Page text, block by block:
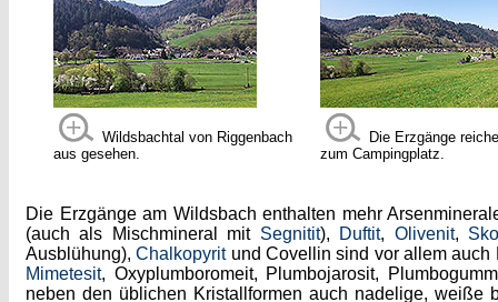
Wildsbachtal von Riggenbach
aus gesehen.
Die Erzgänge
zum Campingplatz.
Die Erzgänge am Wildsbach enthalten mehr
(auch als Mischmineral mit Segnitit), Duftit, Olivenit,
Ausblühung),Chalkopyritund Covellin sind vor allem
Mimetesit, Oxyplumboromeit, Plumbojarosit,
neben den üblichen Kristallformen auch nadelige,